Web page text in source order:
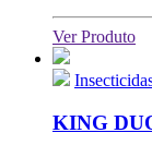
Ver Produto
KING